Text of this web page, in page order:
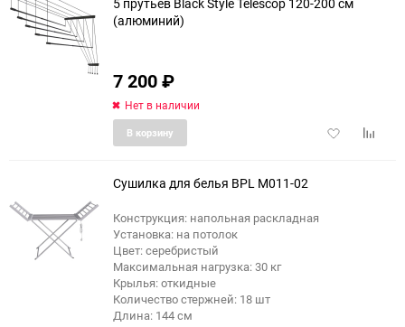
еще 8 фото
(алюминий)
7 200₽
Нет в наличии
Добавить
В корзину
Сушилка для белья BPL М011-02
Конструкция: напольная раскладная
Установка: на потолок
Цвет: серебристый
Максимальная нагрузка: 30 кг
Крылья: откидные
Количество стержней: 18 шт
Длина: 144 см